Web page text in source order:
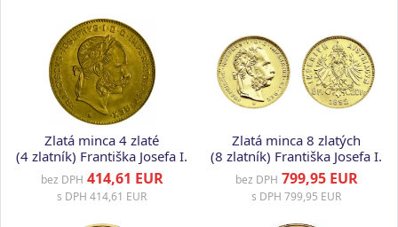
Zlatá minca 4 zlaté
(4 zlatník) Františka Josefa I.
(rakúska razba)
bez DPH 414,61 EUR
s DPH 414,61 EUR
Zlatá minca 8 zlatých
(8 zlatník) Františka Josefa I.
(rakúska razba)
bez DPH 799,95 EUR
s DPH 799,95 EUR